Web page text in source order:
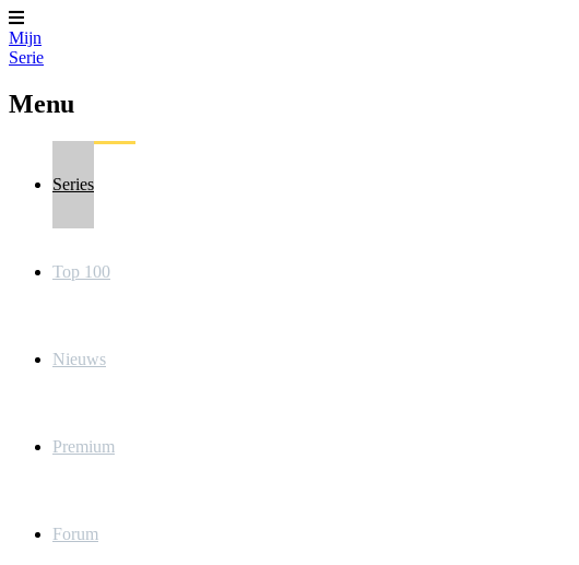
Mijn
Serie
Menu
Series
Top 100
Nieuws
Premium
Forum